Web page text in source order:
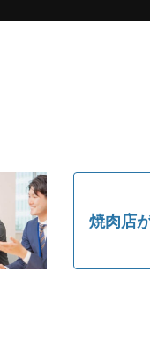
焼肉店